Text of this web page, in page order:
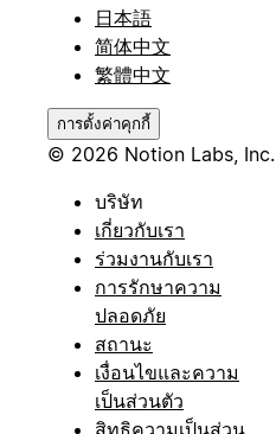
日本語
简体中文
繁體中文
การตั้งค่าคุกกี้
© 2026 Notion Labs, Inc.
บริษัท
เกี่ยวกับเรา
ร่วมงานกับเรา
การรักษาความ
ปลอดภัย
สถานะ
เงื่อนไขและความ
เป็นส่วนตัว